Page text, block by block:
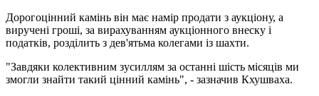
Дорогоцінний камінь він має намір продати з аукціону, а
виручені гроші, за вирахуванням аукціонного внеску і
податків, розділить з дев'ятьма колегами із шахти.
"Завдяки колективним зусиллям за останні шість місяців ми
змогли знайти такий цінний камінь", - зазначив Кхушваха.